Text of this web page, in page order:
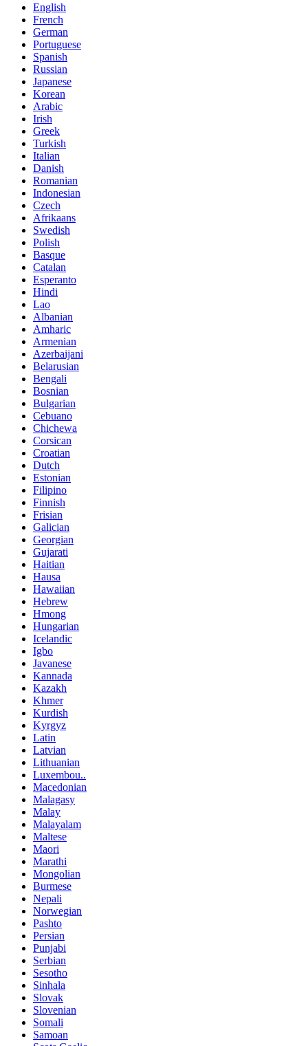
English
French
German
Portuguese
Spanish
Russian
Japanese
Korean
Arabic
Irish
Greek
Turkish
Italian
Danish
Romanian
Indonesian
Czech
Afrikaans
Swedish
Polish
Basque
Catalan
Esperanto
Hindi
Lao
Albanian
Amharic
Armenian
Azerbaijani
Belarusian
Bengali
Bosnian
Bulgarian
Cebuano
Chichewa
Corsican
Croatian
Dutch
Estonian
Filipino
Finnish
Frisian
Galician
Georgian
Gujarati
Haitian
Hausa
Hawaiian
Hebrew
Hmong
Hungarian
Icelandic
Igbo
Javanese
Kannada
Kazakh
Khmer
Kurdish
Kyrgyz
Latin
Latvian
Lithuanian
Luxembou..
Macedonian
Malagasy
Malay
Malayalam
Maltese
Maori
Marathi
Mongolian
Burmese
Nepali
Norwegian
Pashto
Persian
Punjabi
Serbian
Sesotho
Sinhala
Slovak
Slovenian
Somali
Samoan